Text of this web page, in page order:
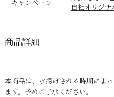
キャンペーン
自社オリジナ
商品詳細
本商品は、水揚げされる時期によ
ます。 予めご了承ください。